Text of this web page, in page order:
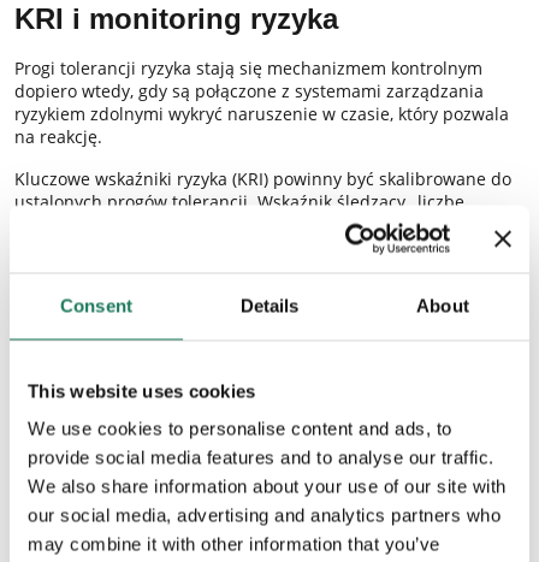
Consent Details About
This website uses cookies
We use cookies to personalise content and ads, to
provide social media features and to analyse our traffic.
We also share information about your use of our site with
our social media, advertising and analytics partners who
may combine it with other information that you’ve
KRI i monitoring ryzyka
Progi tolerancji ryzyka stają się mechanizmem kontrolnym
dopiero wtedy, gdy są połączone z systemami zarządzania
ryzykiem zdolnymi wykryć naruszenie w czasie, który pozwala
na reakcję.
Kluczowe wskaźniki ryzyka (KRI) powinny być skalibrowane do
ustalonych progów tolerancji. Wskaźnik śledzący „liczbę
zdarzeń ryzyka zarejestrowanych w systemie” mówi o
aktywności raportowania. Wskaźnik śledzący „odsetek
faktycznej ekspozycji na ryzyko. Różnica jest istotna, gdy
prezentuje się wyniki zarządowi lub regulatorowi.
skumulują. W obszarach ryzyka o wysokiej wadze oznacza to
alerty generowane w czasie zbliżonym do rzeczywistego, a nie
zbiorcze podsumowania na koniec okresu. Kwartalny raport o
miesięcznym przekroczeniu progu tolerancji to informacja
dostarczona trzy miesiące za późno.
Platformy GRC integrujące apetyt na ryzyko, progi tolerancji
ryzyka, monitoring KRI i przepływy eskalacji znacząco redukują